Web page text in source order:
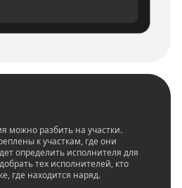
можно разбить на участки.
к участкам, где они
определить исполнителя для
тех исполнителей, кто
где находится наряд.